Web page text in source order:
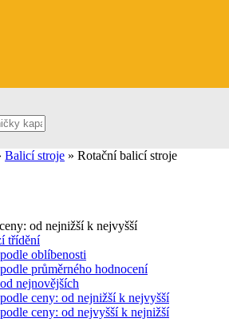
Balicí stroje » Rotační balicí stroje
od nejnižší k nejvyšší
třídění
oblíbenosti
průměrného hodnocení
nejnovějších
ceny: od nejnižší k nejvyšší
ceny: od nejvyšší k nejnižší